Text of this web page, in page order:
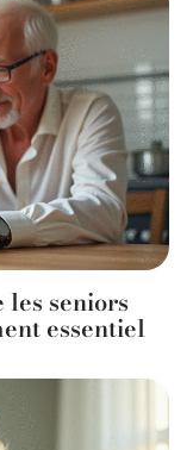
seniors
essentiel